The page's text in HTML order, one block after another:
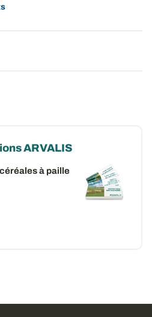
ARVALIS
à paille